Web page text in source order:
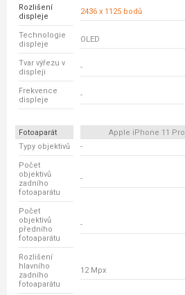
Rozlišení
displeje
2436 x 1125 bodů
Technologie
displeje
OLED
Tvar výřezu v
displeji
-
Frekvence
displeje
-
Fotoaparát Apple iPhone 11 Pro
Typy objektivů
-
Počet
objektivů
zadního
fotoaparátu
-
Počet
objektivů
předního
fotoaparátu
-
Rozlišení
hlavního
zadního
fotoaparátu
12 Mpx